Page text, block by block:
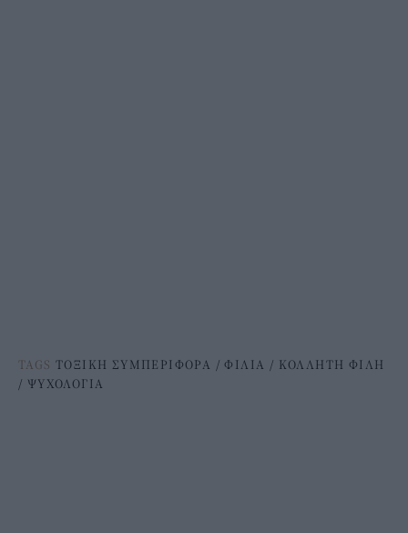
TAGS ΤΟΞΙΚΗ ΣΥΜΠΕΡΙΦΟΡΑ / ΦΙΛΙΑ / ΚΟΛΛΗΤΗ ΦΙΛΗ
/ ΨΥΧΟΛΟΓΙΑ